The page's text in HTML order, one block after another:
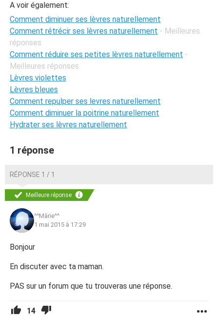
A voir également:
Comment diminuer ses lèvres naturellement
Comment rétrécir ses lèvres naturellement - Meilleures
réponses
Comment réduire ses petites lèvres naturellement -
Meilleures réponses
Lèvres violettes
Lèvres bleues
Comment repulper ses levres naturellement
Comment diminuer la poitrine naturellement
Hydrater ses lèvres naturellement
1 réponse
RÉPONSE 1 / 1
Meilleure réponse
^^Mârïe^^
1 mai 2015 à 17:29
Bonjour
En discuter avec ta maman.
PAS sur un forum que tu trouveras une réponse.
14